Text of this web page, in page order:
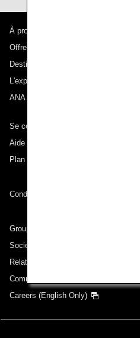
À propos d'ANA
Offres et annonces
Destinations desservies
L'expérience ANA
ANA Mileage Club
Se connecter à ANA
Aide technique (Accessibilité)
Plan du site
Conditions de transport
Groupe ANA
Sociétés du groupe
Relations avec les investisseurs
Communiqué de presse
Careers (English Only)